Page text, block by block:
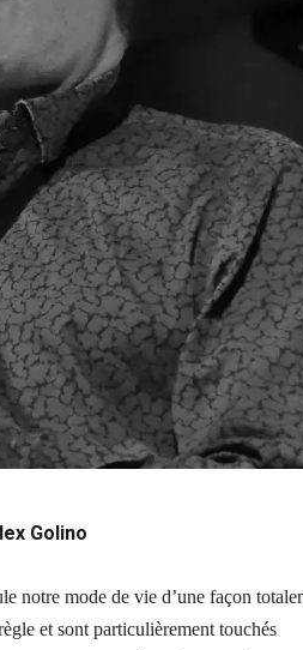
Golino
notre mode de vie d’une façon
et sont particulièrement touchés